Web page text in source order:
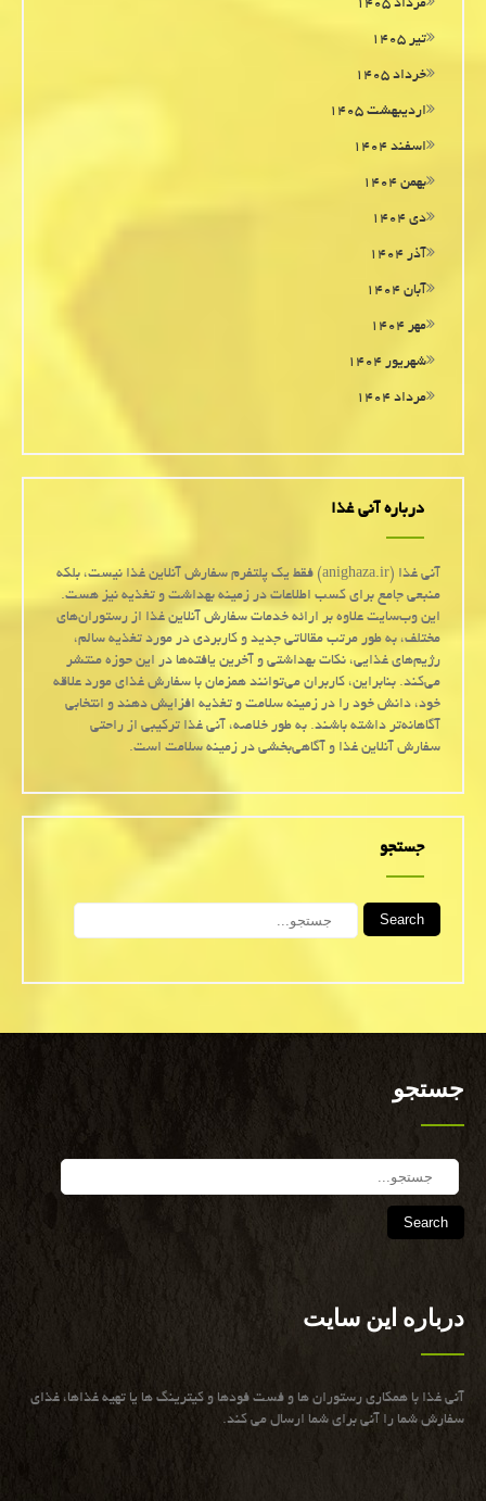
مرداد ۱۴۰۵
تیر ۱۴۰۵
خرداد ۱۴۰۵
اردیبهشت ۱۴۰۵
اسفند ۱۴۰۴
بهمن ۱۴۰۴
دی ۱۴۰۴
آذر ۱۴۰۴
آبان ۱۴۰۴
مهر ۱۴۰۴
شهریور ۱۴۰۴
مرداد ۱۴۰۴
درباره آنی غذا
آنی غذا (anighaza.ir) فقط یک پلتفرم سفارش آنلاین غذا نیست، بلکه
منبعی جامع برای کسب اطلاعات در زمینه بهداشت و تغذیه نیز هست.
این وب‌سایت علاوه بر ارائه خدمات سفارش آنلاین غذا از رستوران‌های
مختلف، به طور مرتب مقالاتی جدید و کاربردی در مورد تغذیه سالم،
رژیم‌های غذایی، نکات بهداشتی و آخرین یافته‌ها در این حوزه منتشر
می‌کند. بنابراین، کاربران می‌توانند همزمان با سفارش غذای مورد علاقه
خود، دانش خود را در زمینه سلامت و تغذیه افزایش دهند و انتخابی
آگاهانه‌تر داشته باشند. به طور خلاصه، آنی غذا ترکیبی از راحتی
سفارش آنلاین غذا و آگاهی‌بخشی در زمینه سلامت است.
جستجو
Search
جستجو
درباره این سایت
آنی غذا با همكاری رستوران ها و فست فودها و كیترینگ ها یا تهیه غذاها، غذای
سفارش شما را آنی برای شما ارسال می كند.